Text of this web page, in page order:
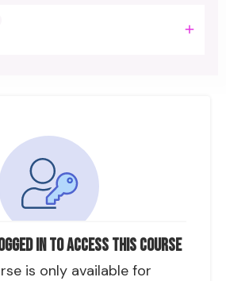
in to access this course
is only available for